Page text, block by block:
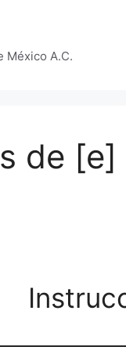
México A.C.
de